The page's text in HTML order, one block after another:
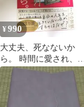
¥990
大丈夫、死なないか
ら。 時間に愛され、自
分の人生を愛する生き
方